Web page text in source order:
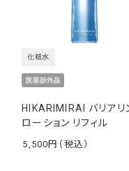
HIKARIMIRAI バリアリ
ローション リフィル
化粧水
5,500